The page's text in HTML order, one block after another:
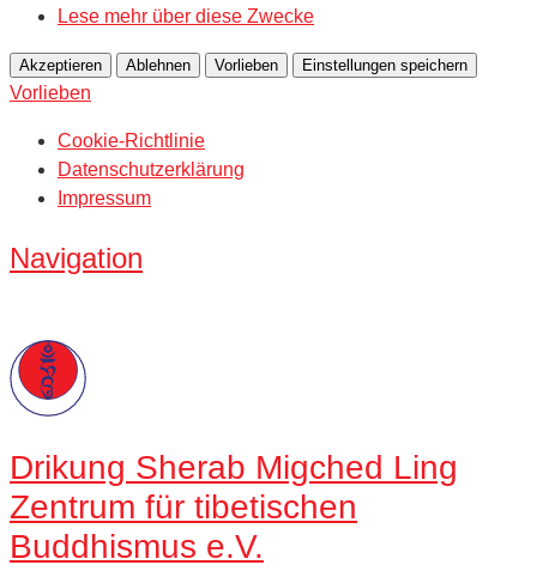
Lese mehr über diese Zwecke
Akzeptieren Ablehnen Vorlieben Einstellungen speichern
Vorlieben
Cookie-Richtlinie
Datenschutzerklärung
Impressum
Navigation
Drikung Sherab Migched Ling
Zentrum für tibetischen
Buddhismus e.V.